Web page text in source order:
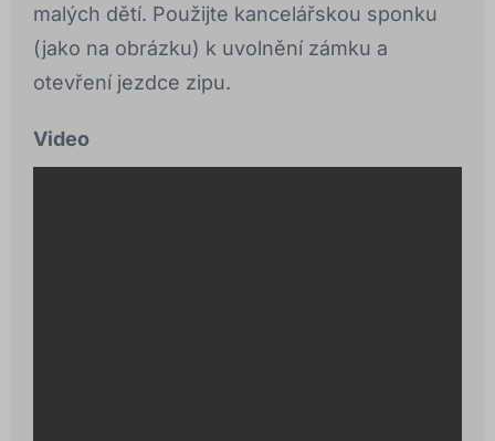
malých dětí. Použijte kancelářskou sponku
(jako na obrázku) k uvolnění zámku a
otevření jezdce zipu.
Video